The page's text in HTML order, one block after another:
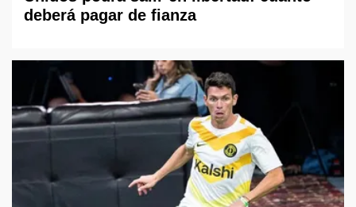
deberá pagar de fianza